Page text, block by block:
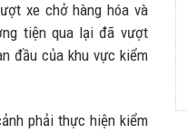
xe chở hàng hóa và
tiện qua lại đã vượt
đầu của khu vực kiểm
phải thực hiện kiểm